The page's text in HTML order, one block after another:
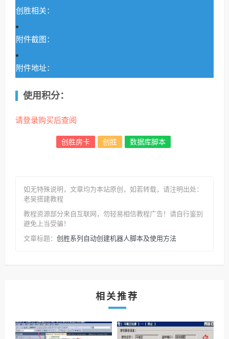
创胜相关：
附件截图：
附件地址：
使用积分：
请登录购买后查阅
创胜房卡 创胜 数据库脚本
如无特殊说明，文章均为本站原创 ，如若转载，请注明出处：
老吴搭建教程
教程资源部分来自互联网，勿轻易相信教程广告！请自行鉴别
避免上当受骗！
文章标题： 创胜系列自动创建机器人脚本及使用方法
相关推荐